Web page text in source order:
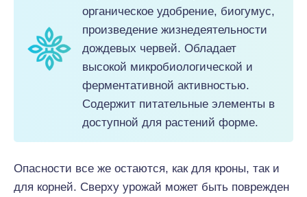
органическое удобрение, биогумус,
произведение жизнедеятельности
дождевых червей. Обладает
высокой микробиологической и
ферментативной активностью.
Содержит питательные элементы в
доступной для растений форме.
Опасности все же остаются, как для кроны, так и
для корней. Сверху урожай может быть поврежден